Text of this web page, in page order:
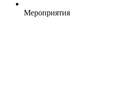
Мероприятия